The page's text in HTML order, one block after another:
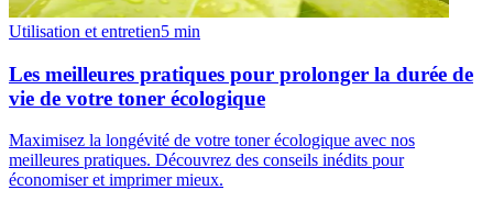
Utilisation et entretien5 min
Les meilleures pratiques pour prolonger la durée de
vie de votre toner écologique
Maximisez la longévité de votre toner écologique avec nos
meilleures pratiques. Découvrez des conseils inédits pour
économiser et imprimer mieux.